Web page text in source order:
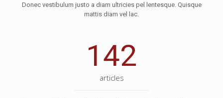
Donec vestibulum justo a diam ultricies pel lentesque. Quisque
mattis diam vel lac.
142
articles